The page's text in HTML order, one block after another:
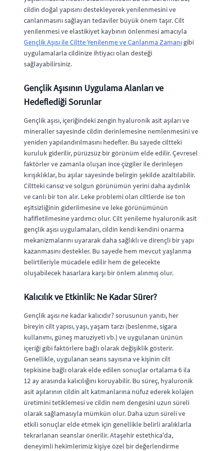
cildin doğal yapısını destekleyerek yenilenmesini ve
canlanmasını sağlayan tedaviler büyük önem taşır. Cilt
yenilenmesi ve elastikiyet kaybının önlenmesi amacıyla
Gençlik Aşısı ile Ciltte Yenilenme ve Canlanma Zamanı gibi
uygulamalarla cildinize ihtiyacı olan desteği
sağlayabilirsiniz.
Gençlik Aşısının Uygulama Alanları ve
Hedeflediği Sorunlar
Gençlik aşısı, içeriğindeki zengin hyaluronik asit aşıları ve
mineraller sayesinde cildin derinlemesine nemlenmesini ve
yeniden yapılandırılmasını hedefler. Bu sayede ciltteki
kuruluk giderilir, pürüzsüz bir görünüm elde edilir. Çevresel
faktörler ve zamanla oluşan ince çizgiler ile derinleşen
kırışıklıklar, bu aşılar sayesinde belirgin şekilde azaltılabilir.
Ciltteki cansız ve solgun görünümün yerini daha aydınlık
ve canlı bir ton alır. Leke problemi olan ciltlerde ise ton
eşitsizliğinin giderilmesine ve leke görünümünün
hafifletilmesine yardımcı olur. Cilt yenileme hyaluronik asit
gençlik aşısı uygulamaları, cildin kendi kendini onarma
mekanizmalarını uyararak daha sağlıklı ve dirençli bir yapı
kazanmasını destekler. Bu sayede hem mevcut yaşlanma
belirtileriyle mücadele edilir hem de gelecekte
oluşabilecek hasarlara karşı bir önlem alınmış olur.
Kalıcılık ve Etkinlik: Ne Kadar Sürer?
Gençlik aşısı ne kadar kalıcıdır? sorusunun yanıtı, her
bireyin cilt yapısı, yaşı, yaşam tarzı (beslenme, sigara
kullanımı, güneş maruziyeti vb.) ve uygulanan ürünün
içeriği gibi faktörlere bağlı olarak değişiklik gösterir.
Genellikle, uygulanan seans sayısına ve kişinin cilt
tepkisine bağlı olarak elde edilen sonuçlar ortalama 6 ila
12 ay arasında kalıcılığını koruyabilir. Bu süreç, hyaluronik
asit aşılarının cildin alt katmanlarına nüfuz ederek kolajen
üretimini tetiklemesi ve cildin nem dengesini uzun süreli
olarak sağlamasıyla mümkün olur. Daha uzun süreli ve
etkili sonuçlar elde etmek için genellikle belirli aralıklarla
tekrarlanan seanslar önerilir. Ataşehir estethica'da,
deneyimli hekimlerimiz kişiye özel bir değerlendirme